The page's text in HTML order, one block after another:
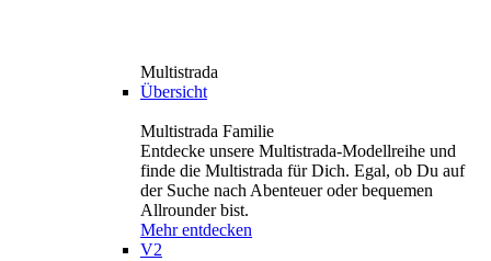
Multistrada
Übersicht
Multistrada Familie
Entdecke unsere Multistrada-Modellreihe und
finde die Multistrada für Dich. Egal, ob Du auf
der Suche nach Abenteuer oder bequemen
Allrounder bist.
Mehr entdecken
V2